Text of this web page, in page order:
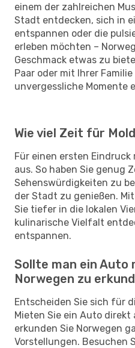
einem der zahlreichen
Stadt entdecken, sich in
entspannen oder die
erleben möchten –
Geschmack etwas zu
Paar oder mit Ihrer
unvergessliche Momente
Wie viel Zeit für
Für einen ersten Eindruck
aus. So haben Sie genug
Sehenswürdigkeiten zu
der Stadt zu genießen.
Sie tiefer in die lokalen
kulinarische Vielfalt
entspannen.
Sollte man ein Auto
Norwegen zu
Entscheiden Sie sich für
Mieten Sie ein Auto
erkunden Sie Norwegen
Vorstellungen. Besuchen